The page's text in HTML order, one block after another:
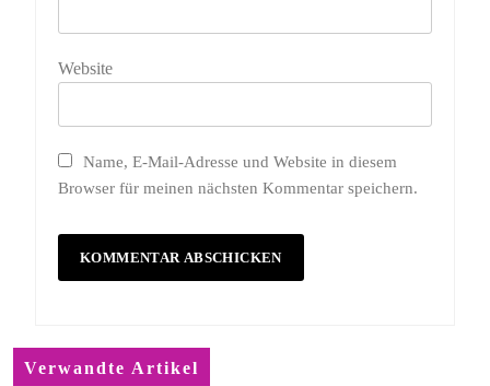
Website
Name, E-Mail-Adresse und Website in diesem
Browser für meinen nächsten Kommentar speichern.
Verwandte Artikel